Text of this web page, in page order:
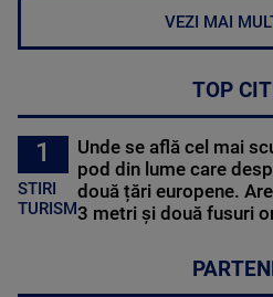
VEZI MAI
TOP
1
STIRI
TURISM
Unde se află cel mai
pod din lume care
două țări europene.
3 metri și două fusuri